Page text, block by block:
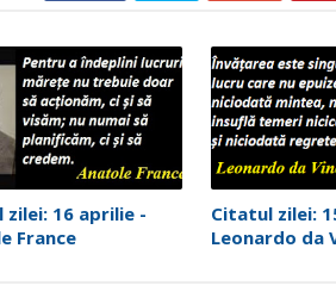
zilei: 16 aprilie -
France
Citatul zilei:
Leonardo da